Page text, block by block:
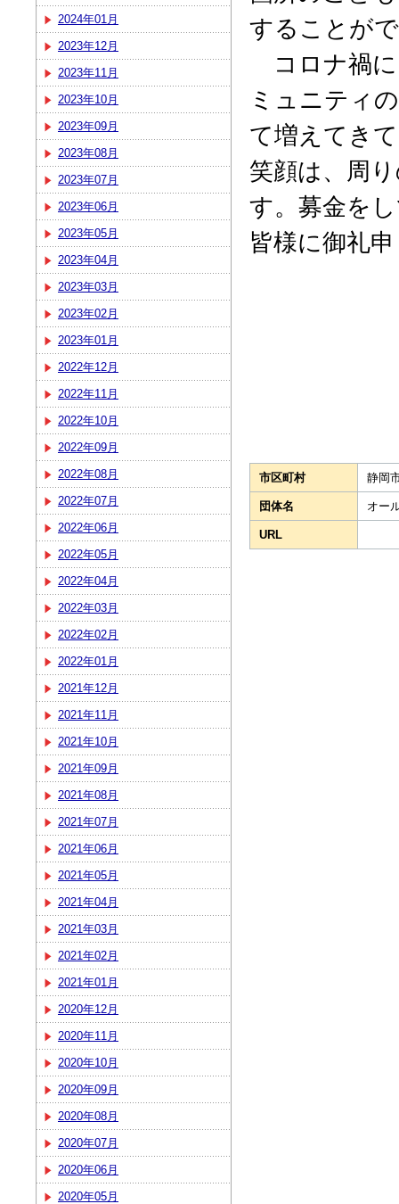
2024年01月
2023年12月
2023年11月
2023年10月
2023年09月
2023年08月
2023年07月
2023年06月
2023年05月
2023年04月
2023年03月
2023年02月
2023年01月
2022年12月
2022年11月
2022年10月
2022年09月
2022年08月
2022年07月
2022年06月
2022年05月
2022年04月
2022年03月
2022年02月
2022年01月
2021年12月
2021年11月
2021年10月
2021年09月
2021年08月
2021年07月
2021年06月
2021年05月
2021年04月
2021年03月
2021年02月
2021年01月
2020年12月
2020年11月
2020年10月
2020年09月
2020年08月
2020年07月
2020年06月
2020年05月
することが
コロナ禍に
ミュニティ
て増えてき
笑顔は、周
す。募金を
皆様に御礼
市区町村 静岡
団体名 オー
URL